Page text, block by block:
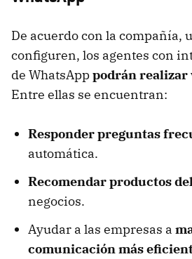
De acuerdo con la compañía,
configuren, los agentes con
de WhatsApppodrán realizar
Entre ellas se encuentran:
Responder preguntas
automática.
Recomendar productos
negocios.
Ayudar a las empresas a
comunicación más